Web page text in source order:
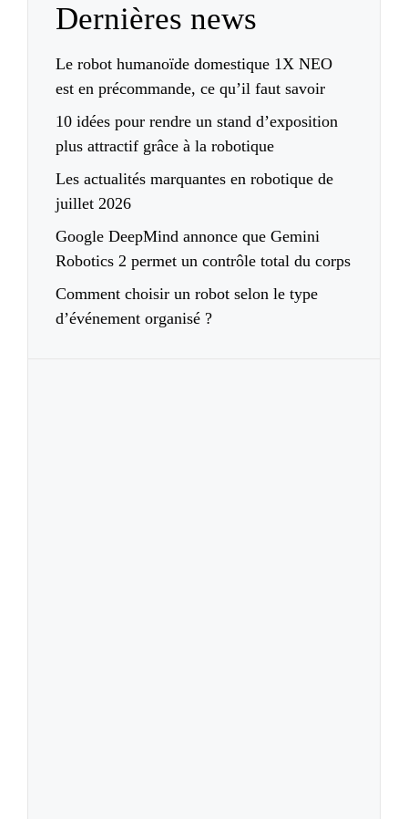
Dernières news
Le robot humanoïde domestique 1X NEO
est en précommande, ce qu’il faut savoir
10 idées pour rendre un stand d’exposition
plus attractif grâce à la robotique
Les actualités marquantes en robotique de
juillet 2026
Google DeepMind annonce que Gemini
Robotics 2 permet un contrôle total du corps
Comment choisir un robot selon le type
d’événement organisé ?